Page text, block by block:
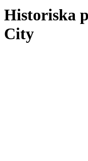
Historiska
City